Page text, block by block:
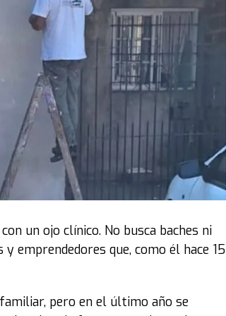
con el presupuesto necesario,
énfasis, como Luis Juez, quien acusó
se puede opinar como opinan”.
la gastan en cualquier cosa, en
a buscar justicia, no
Lucía Corpacci. El bloque
la presencia de familiares en
que se ubicaron en los palcos del
para dictar leyes que hagan la
racionalidad y humanidad. Esta ley
un ojo clínico. No busca baches ni
y emprendedores que, como él hace 15
pero en el último año se